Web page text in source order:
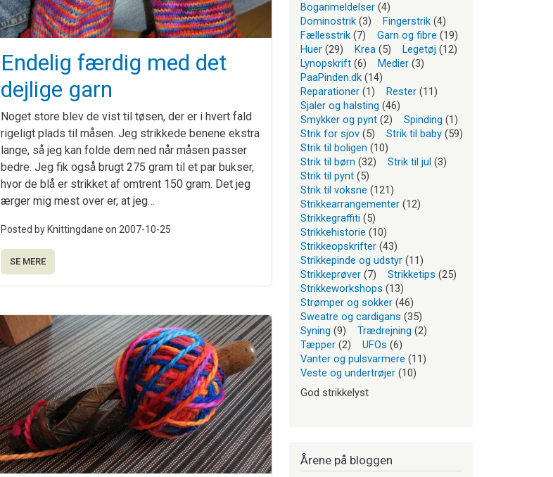
Endelig færdig med det
dejlige garn
Noget store blev de vist til tøsen, der er i hvert fald
rigeligt plads til måsen. Jeg strikkede benene ekstra
lange, så jeg kan folde dem ned når måsen passer
bedre. Jeg fik også brugt 275 gram til et par bukser,
hvor de blå er strikket af omtrent 150 gram. Det jeg
ærger mig mest over er, at jeg…
Posted by Knittingdane on 2007-10-25
SE MERE
Boganmeldelser (4)
Dominostrik (3) Fingerstrik (4)
Fællesstrik (7) Garn og fibre (19)
Huer (29) Krea (5) Legetøj (12)
Lynopskrift (6) Medier (3)
PaaPinden.dk (14)
Reparationer (1) Rester (11)
Sjaler og halsting (46)
Smykker og pynt (2) Spinding (1)
Strik for sjov (5) Strik til baby (59)
Strik til boligen (10)
Strik til børn (32) Strik til jul (3)
Strik til pynt (5)
Strik til voksne (121)
Strikkearrangementer (12)
Strikkegraffiti (5)
Strikkehistorie (10)
Strikkeopskrifter (43)
Strikkepinde og udstyr (11)
Strikkeprøver (7) Strikketips (25)
Strikkeworkshops (13)
Strømper og sokker (46)
Sweatre og cardigans (35)
Syning (9) Trædrejning (2)
Tæpper (2) UFOs (6)
Vanter og pulsvarmere (11)
Veste og undertrøjer (10)
God strikkelyst
Årene på bloggen